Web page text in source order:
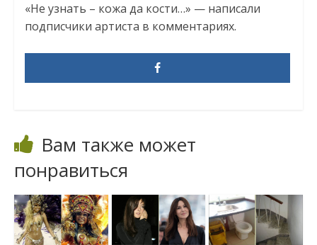
«Не узнать – кожа да кости…» — написали
подписчики артиста в комментариях.
Вам также может
понравиться